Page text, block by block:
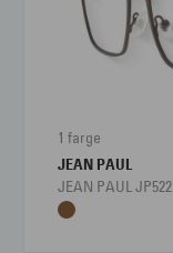
1 farge
JEAN PAUL
JEAN PAUL JP522